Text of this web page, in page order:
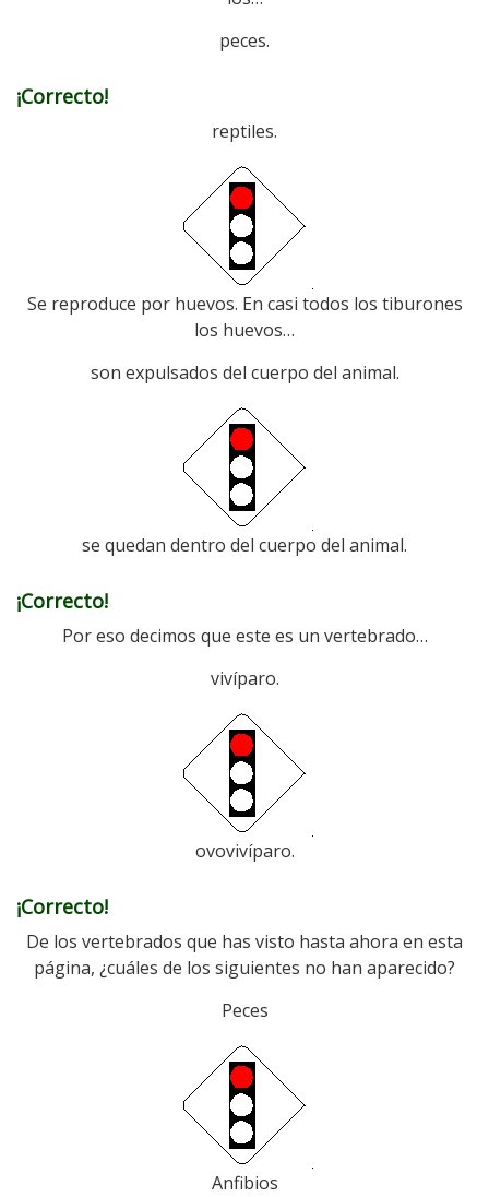
peces.
¡Correcto!
reptiles.
Se reproduce por huevos. En casi todos los tiburones
los huevos…
son expulsados del cuerpo del animal.
se quedan dentro del cuerpo del animal.
¡Correcto!
Por eso decimos que este es un vertebrado…
vivíparo.
ovovivíparo.
¡Correcto!
De los vertebrados que has visto hasta ahora en esta
página, ¿cuáles de los siguientes no han aparecido?
Peces
Anfibios